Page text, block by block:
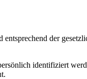
der
identifiziert